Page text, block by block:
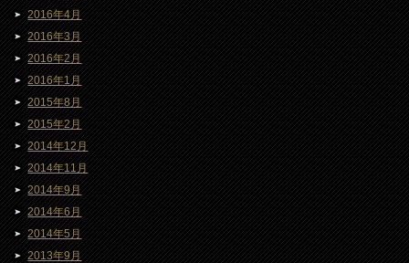
2016年4月
2016年3月
2016年2月
2016年1月
2015年8月
2015年2月
2014年12月
2014年11月
2014年9月
2014年6月
2014年5月
2013年9月